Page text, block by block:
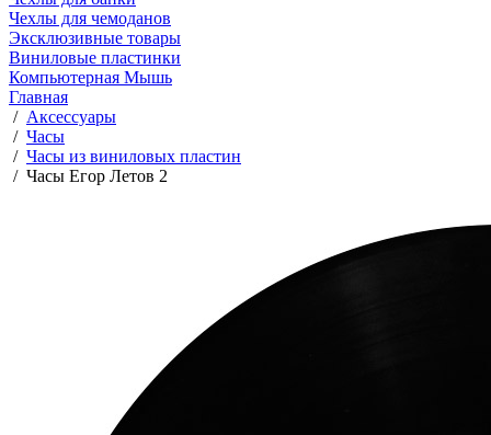
Чехлы для чемоданов
Эксклюзивные товары
Виниловые пластинки
Компьютерная Мышь
Главная
/ Аксессуары
/ Часы
/ Часы из виниловых пластин
/ Часы Егор Летов 2